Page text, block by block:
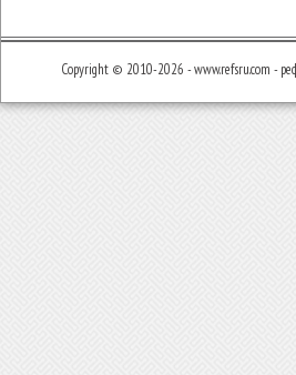
Copyright © 2010-2026 - www.refsru.com -